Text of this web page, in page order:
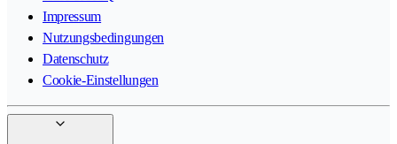
Impressum
Nutzungsbedingungen
Datenschutz
Cookie-Einstellungen